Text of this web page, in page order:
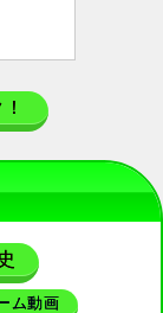
ム動画